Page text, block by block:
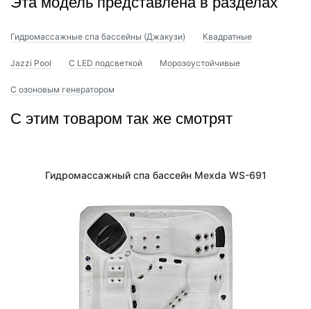
Гидромассажные спа бассейны (Джакузи) Квадратные
Jazzi Pool С LED подсветкой Морозоустойчивые
С озоновым генератором
С этим товаром так же смотрят
Гидромассажный спа бассейн Mexda WS-691